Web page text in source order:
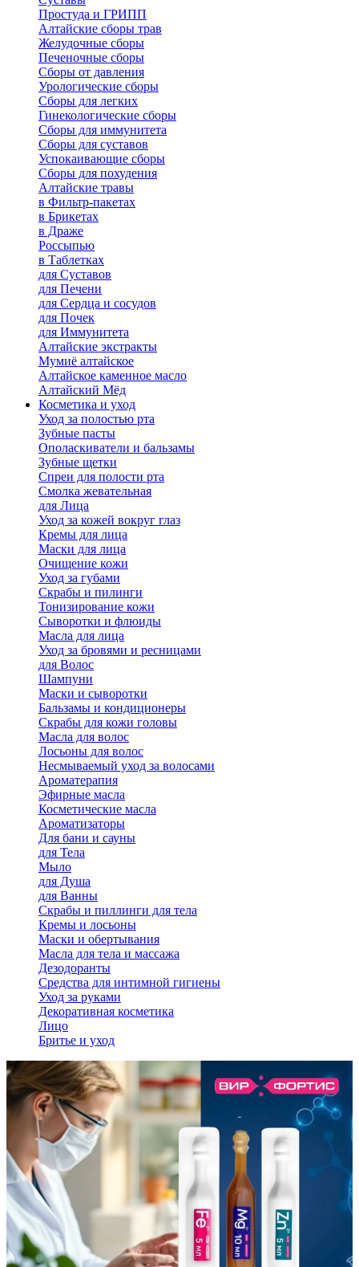
Простуда и ГРИПП
Алтайские сборы трав
Желудочные сборы
Печеночные сборы
Сборы от давления
Урологические сборы
Сборы для легких
Гинекологические сборы
Сборы для иммунитета
Сборы для суставов
Успокаивающие сборы
Сборы для похудения
Алтайские травы
в Фильтр-пакетах
в Брикетах
в Драже
Россыпью
в Таблетках
для Cуставов
для Печени
для Сердца и сосудов
для Почек
для Иммунитета
Алтайские экстракты
Мумиё алтайское
Алтайское каменное масло
Алтайский Мёд
Косметика и уход
Уход за полостью рта
Зубные пасты
Ополаскиватели и бальзамы
Зубные щетки
Спреи для полости рта
Смолка жевательная
для Лица
Уход за кожей вокруг глаз
Кремы для лица
Маски для лица
Очищение кожи
Уход за губами
Скрабы и пилинги
Тонизирование кожи
Сыворотки и флюиды
Масла для лица
Уход за бровями и ресницами
для Волос
Шампуни
Маски и сыворотки
Бальзамы и кондиционеры
Скрабы для кожи головы
Масла для волос
Лосьоны для волос
Несмываемый уход за волосами
Ароматерапия
Эфирные масла
Косметические масла
Ароматизаторы
Для бани и сауны
для Тела
Мыло
для Душа
для Ванны
Скрабы и пиллинги для тела
Кремы и лосьоны
Маски и обертывания
Масла для тела и массажа
Дезодоранты
Средства для интимной гигиены
Уход за руками
Декоративная косметика
Лицо
Бритье и уход